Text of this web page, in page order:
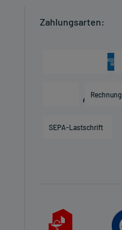
Zahlungsarten:
Rechnung
SEPA-Lastschrift